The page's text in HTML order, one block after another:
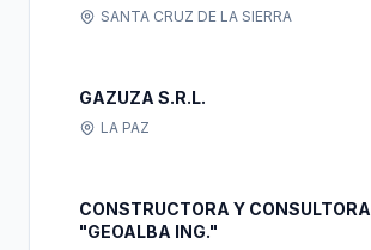
SANTA CRUZ DE LA SIERRA
GAZUZA S.R.L.
LA PAZ
CONSTRUCTORA Y CONSULTORA
"GEOALBA ING."